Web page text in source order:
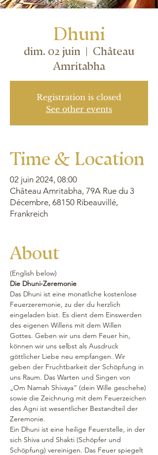
Dhuni
dim. 02 juin
  |
Château
Amritabha
Registration is closed
See other events
Time & Location
02 juin 2024, 08:00
Château Amritabha, 79A Rue du 3
Décembre, 68150 Ribeauvillé,
Frankreich
About
(English below)
Die Dhuni-Zeremonie
Das Dhuni ist eine monatliche kostenlose
Feuerzeremonie, zu der du herzlich
eingeladen bist. Es dient dem Einswerden
des eigenen Willens mit dem Willen
Gottes. Geben wir uns dem Feuer hin,
können wir uns selbst als Ausdruck
göttlicher Liebe neu empfangen. Wir
geben der Fruchtbarkeit der Schöpfung in
uns Raum. Das Warten und Singen von
„Om Namah Shivaya“ (dein Wille geschehe)
sowie die Zeichnung mit dem Feuerzeichen
des Agni ist wesentlicher Bestandteil der
Zeremonie.
Ein Dhuni ist eine heilige Feuerstelle, in der
sich Shiva und Shakti (Schöpfer und
Schöpfung) vereinigen. Das Feuer spiegelt